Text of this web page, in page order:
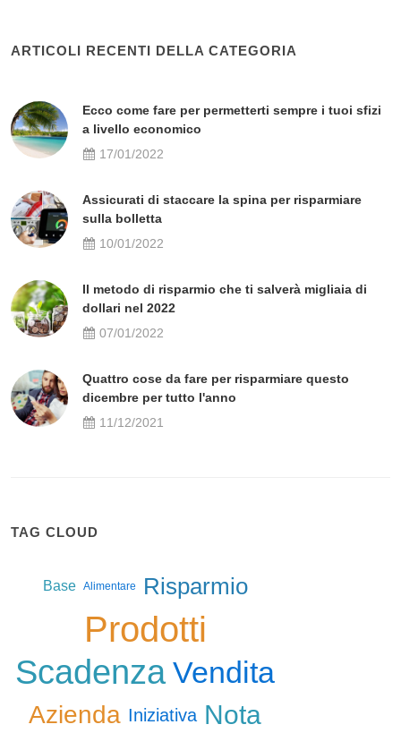
ARTICOLI RECENTI DELLA CATEGORIA
Ecco come fare per permetterti sempre i tuoi sfizi
a livello economico
17/01/2022
Assicurati di staccare la spina per risparmiare
sulla bolletta
10/01/2022
Il metodo di risparmio che ti salverà migliaia di
dollari nel 2022
07/01/2022
Quattro cose da fare per risparmiare questo
dicembre per tutto l'anno
11/12/2021
TAG CLOUD
Base Alimentare Risparmio
Prodotti
Scadenza Vendita
Azienda Iniziativa Nota